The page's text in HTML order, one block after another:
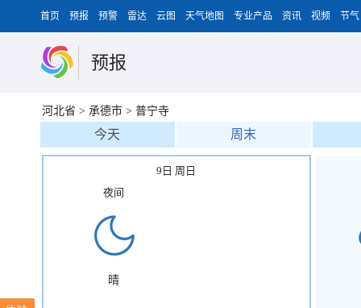
首页 预报 预警 雷达 云图 天气地图 专业产品 资讯 视频 节气
预报
河北省 > 承德市 > 普宁寺
今天 周末
9日 周日
夜间
晴